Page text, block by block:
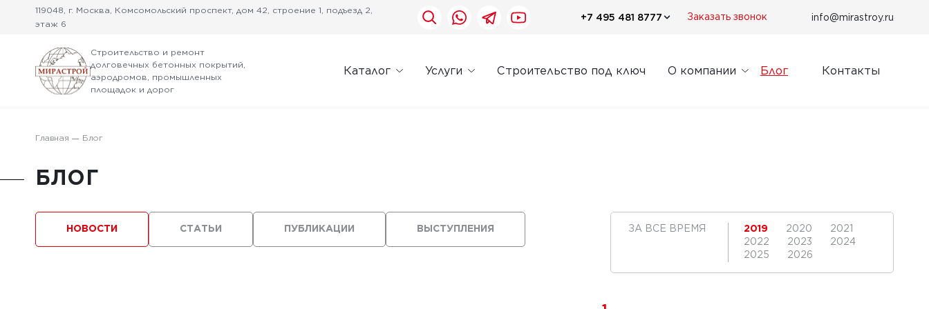
119048, г. Москва, Комсомольский проспект, дом 42, строение 1, подъезд 2,
этаж 6
+7 495 481 8777 Заказать звонок info@mirastroy.ru
Строительство и ремонт
долговечных бетонных покрытий,
аэродромов, промышленных
площадок и дорог
Каталог Услуги Строительство под ключ О компании Блог Контакты
Главная Блог
БЛОГ
ВЫСТУПЛЕНИЯ
ПУБЛИКАЦИИ
НОВОСТИ СТАТЬИ ЗА ВСЕ ВРЕМЯ 2019 2020
2021
2022
2023
2024
2025
2026